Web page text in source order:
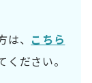
は、 こちら
ださい。